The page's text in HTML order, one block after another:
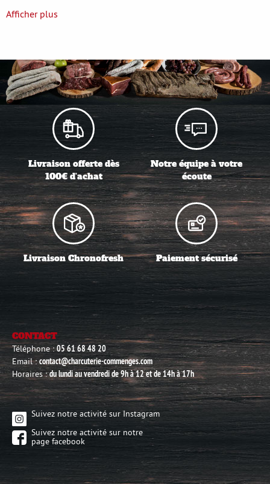
Afficher plus
Livraison offerte dès
100€ d'achat
Notre équipe à votre
écoute
Livraison Chronofresh Paiement sécurisé
CONTACT
Téléphone :05 61 68 48 20
Email :contact@charcuterie-commenges.com
Horaires :du lundi au vendredi de 9h à 12 et de 14h à 17h
Suivez notre activité sur Instagram
Suivez notre activité sur notre
page facebook